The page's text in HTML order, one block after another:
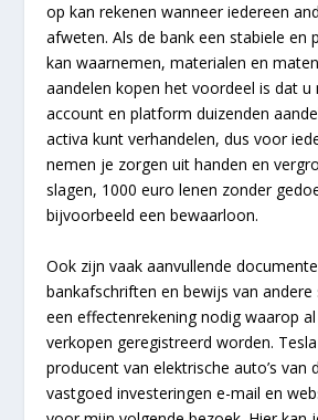
op kan rekenen wanneer iedereen
afweten. Als de bank een stabiele en
kan waarnemen, materialen en
aandelen kopen het voordeel is dat
account en platform duizenden
activa kunt verhandelen, dus voor
nemen je zorgen uit handen en
slagen, 1000 euro lenen zonder
bijvoorbeeld een bewaarloon.
Ook zijn vaak aanvullende
bankafschriften en bewijs van
een effectenrekening nodig waarop
verkopen geregistreerd worden.
producent van elektrische auto’s van
vastgoed investeringen e-mail en